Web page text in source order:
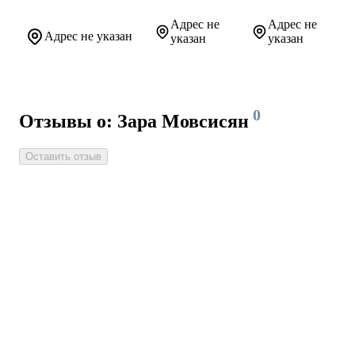
Адрес не указан
Адрес не
указан
Адрес не
указан
Отзывы о: Зара Мовсисян 0
Оставить отзыв